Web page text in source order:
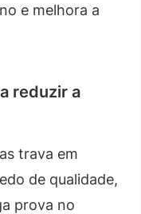
e melhora a
reduzir a
trava em
de qualidade,
prova no